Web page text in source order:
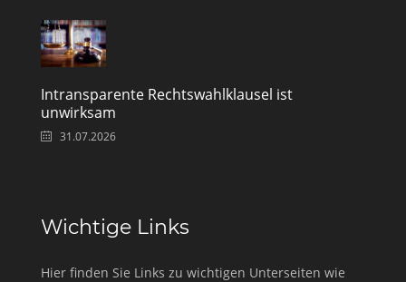
Intransparente Rechtswahlklausel ist
unwirksam
31.07.2026
Wichtige Links
Hier finden Sie Links zu wichtigen Unterseiten wie